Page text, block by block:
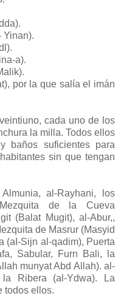
Yinan).
a).
por la que salía el imán
cada uno de los
la milla. Todos ellos
baños suficientes para
sin que tengan
al-Rayhani, los
Mezquita de la Cueva
(Balat Mugit), al-Abur,,
de Masrur (Masyid
(aI-Sijn al-qadim), Puerta
Sabular, Furn Bali, la
munyat Abd Allah). al-
Ribera (al-Ydwa). La
todos ellos.